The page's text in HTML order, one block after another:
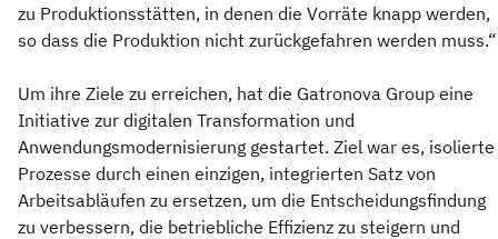
zu Produktionsstätten, in denen die Vorräte knapp werden,
so dass die Produktion nicht zurückgefahren werden muss.“
Um ihre Ziele zu erreichen, hat die Gatronova Group eine
Initiative zur digitalen Transformation und
Anwendungsmodernisierung gestartet. Ziel war es, isolierte
Prozesse durch einen einzigen, integrierten Satz von
Arbeitsabläufen zu ersetzen, um die Entscheidungsfindung
zu verbessern, die betriebliche Effizienz zu steigern und